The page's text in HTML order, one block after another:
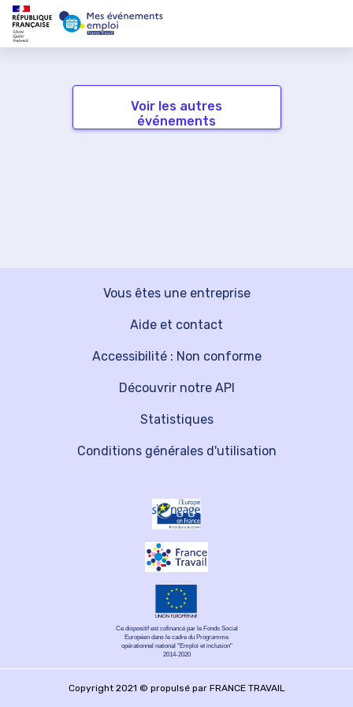
Voir les autres
événements
Vous êtes une entreprise
Découvrir notre API
Aide et contact
Statistiques
Accessibilité : Non conforme
Conditions générales d'utilisation
Ce dispositif est cofinancé par le Fonds Social
Européen dans le cadre du Programme
opérationnel national "Emploi et inclusion"
2014-2020
Copyright 2021 © propulsé par FRANCE TRAVAIL